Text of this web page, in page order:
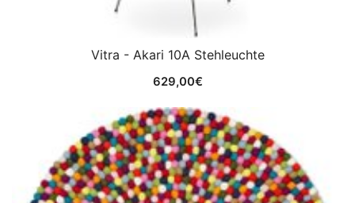
Vitra - Akari 10A Stehleuchte
629,00€